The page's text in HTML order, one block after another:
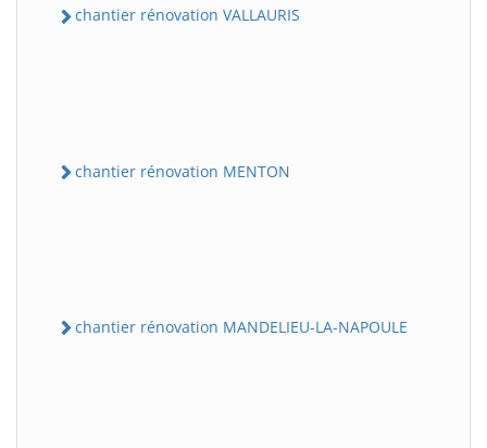
chantier rénovation VALLAURIS
chantier rénovation MENTON
chantier rénovation MANDELIEU-LA-NAPOULE